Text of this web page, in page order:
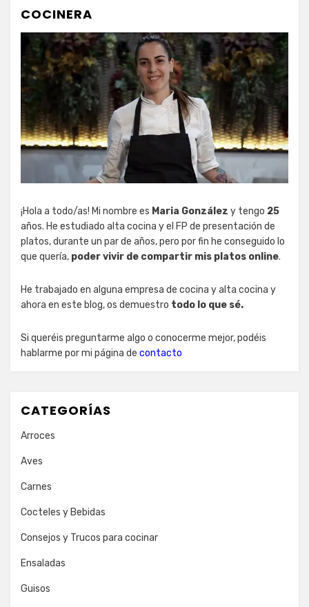
COCINERA
¡Hola a todo/as! Mi nombre es Maria González y tengo 25
años. He estudiado alta cocina y el FP de presentación de
platos, durante un par de años, pero por fin he conseguido lo
que quería, poder vivir de compartir mis platos online.
He trabajado en alguna empresa de cocina y alta cocina y
ahora en este blog, os demuestro todo lo que sé.
Si queréis preguntarme algo o conocerme mejor, podéis
hablarme por mi página de contacto
CATEGORÍAS
Arroces
Aves
Carnes
Cocteles y Bebidas
Consejos y Trucos para cocinar
Ensaladas
Guisos